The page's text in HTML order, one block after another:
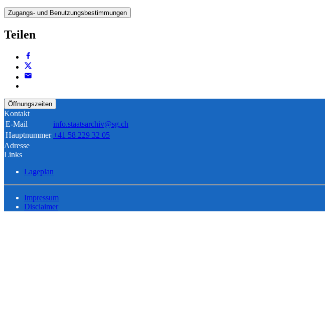
Zugangs- und Benutzungsbestimmungen
Teilen
Öffnungszeiten
Kontakt
E-Mail
info.staatsarchiv@sg.ch
Hauptnummer +41 58 229 32 05
Adresse
Links
Lageplan
Impressum
Disclaimer